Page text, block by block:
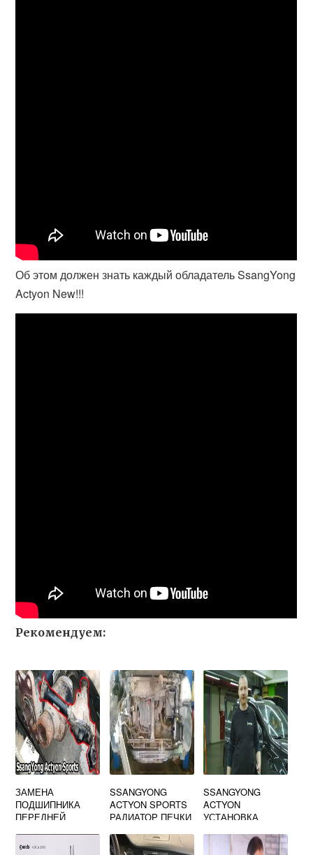
Об этом должен знать каждый обладатель SsangYong
Actyon New!!!
Рекомендуем:
ЗАМЕНА
ПОДШИПНИКА
ПЕРЕДНЕЙ
ЕНГ КАЙРОН
SSANGYONG
ACTYON SPORTS
РАДИАТОР ПЕЧКИ
SSANGYONG
ACTYON
УСТАНОВКА
ANDROID